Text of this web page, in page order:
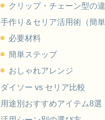
クリップ・チェーン型の
手作り＆セリア活用術（簡単
必要材料
簡単ステップ
おしゃれアレンジ
ダイソー vs セリア比較
用途別おすすめアイテム8選